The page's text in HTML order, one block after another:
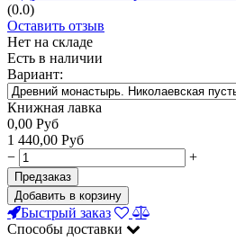
(0.0)
Оставить отзыв
Нет на складе
Есть в наличии
Вариант:
Книжная лавка
0,00 Руб
1 440,00 Руб
−
+
Предзаказ
Добавить в корзину
Быстрый заказ
Способы доставки